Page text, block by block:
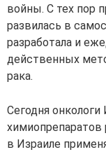
войны. С тех пор
развилась в
разработала и
действенных
рака.
Сегодня
химиопрепаратов
в Израиле